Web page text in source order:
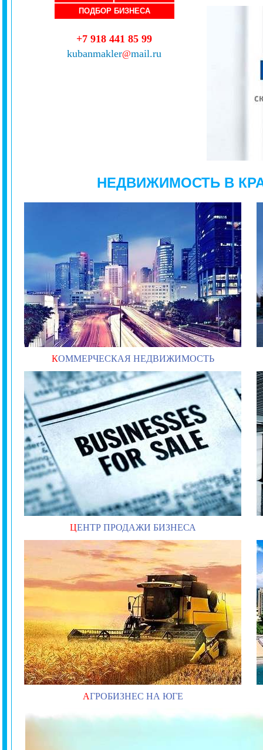
ПОДБОР БИЗНЕСА
+7 918 441 85 99
kubanmakler@mail.ru
НЕДВИЖИМОСТЬ В
КОММЕРЧЕСКАЯ НЕДВИЖИМОСТЬ
ЦЕНТР ПРОДАЖИ БИЗНЕСА
АГРОБИЗНЕС НА ЮГЕ